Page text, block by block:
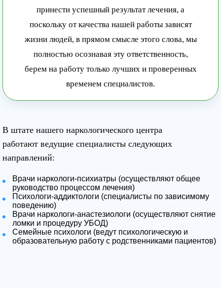
принести успешный результат лечения, а
поскольку от качества нашей работы зависят
жизни людей, в прямом смысле этого слова, мы
полностью осознавая эту ответственность,
берем на работу только лучших и проверенных
временем специалистов.
В штате нашего наркологического центра
работают ведущие специалисты следующих
направлений:
Врачи наркологи-психиатры (осуществляют общее
руководство процессом лечения)
Психологи-аддиктологи (специалисты по зависимому
поведению)
Врачи наркологи-анастезиологи (осуществляют снятие
ломки и процедуру УБОД)
Семейные психологи (ведут психологическую и
образовательную работу с родственниками пациентов)